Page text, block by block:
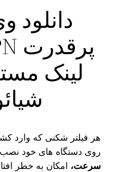
دانلود
لینک
هر فیلتر شکنی که وارد
روی دستگاه‌ های خود
سرعت، امکان به خطر